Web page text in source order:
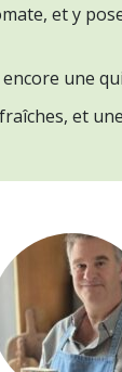
et y
une
et